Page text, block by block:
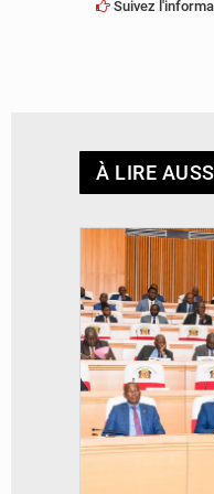
Suivez
À LIRE